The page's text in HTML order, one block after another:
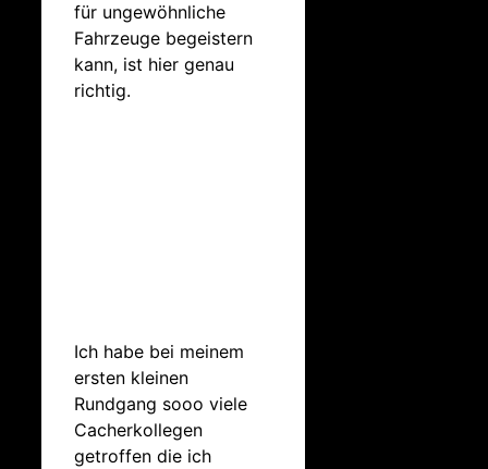
für ungewöhnliche
Fahrzeuge begeistern
kann, ist hier genau
richtig.
Ich habe bei meinem
ersten kleinen
Rundgang sooo viele
Cacherkollegen
getroffen die ich